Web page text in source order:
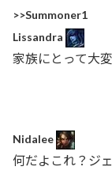
>>Summoner1
Lissandra
家族にとって大
Nidalee
何だよこれ？ジ